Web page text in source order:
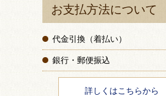
お支払方法について
代金引換（着払い）
銀行・郵便振込
詳しくはこちらから